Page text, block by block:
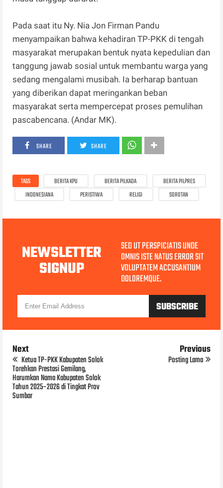
Pada saat itu Ny. Nia Jon Firman Pandu
menyampaikan bahwa kehadiran TP-PKK di tengah
masyarakat merupakan bentuk nyata kepedulian dan
tanggung jawab sosial untuk membantu warga yang
sedang mengalami musibah. Ia berharap bantuan
yang diberikan dapat meringankan beban
masyarakat serta mempercepat proses pemulihan
pascabencana. (Andar MK).
SHARE SHARE
TAGS BERITA KPU BERITA PILKADA
BERITA PILPRES
INDONESIANA
PERISTIWA RELIGI SOROTAN
NEWSLETTER
SIGNUP
SED UT PERSPICIATIS UNDE
OMNIS ISTE NATUS ERROR SIT
VOLUPTATEM ACCUSANTIUM
DOLOREMQUE.
Next
Ketua TP-PKK Kabupaten Solok
Torehkan Prestasi Gemilang,
Harumkan Nama Kabupaten Solok
Tahun 2025–2026 di Tingkat Prov
Sumbar
Previous
Posting Lama